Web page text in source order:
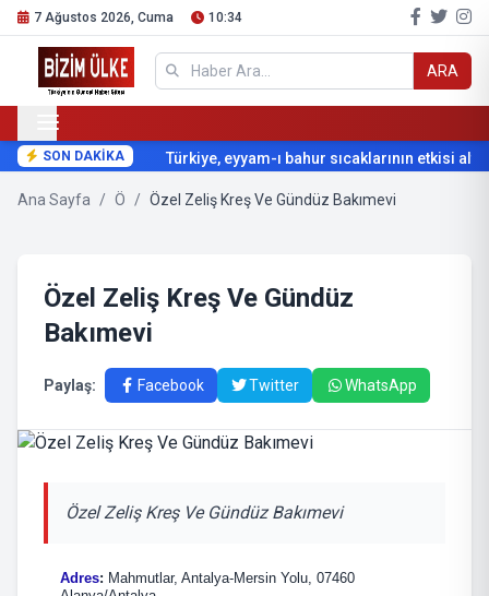
7 Ağustos 2026, Cuma 10:34
ARA
SON DAKİKA Türkiye, eyyam-ı bahur sıcaklarının etkisi
Ana Sayfa / Ö / Özel Zeliş Kreş Ve Gündüz Bakımevi
Özel Zeliş Kreş Ve Gündüz
Bakımevi
Paylaş: Facebook Twitter WhatsApp
Özel Zeliş Kreş Ve Gündüz Bakımevi
Adres: Mahmutlar, Antalya-Mersin Yolu, 07460